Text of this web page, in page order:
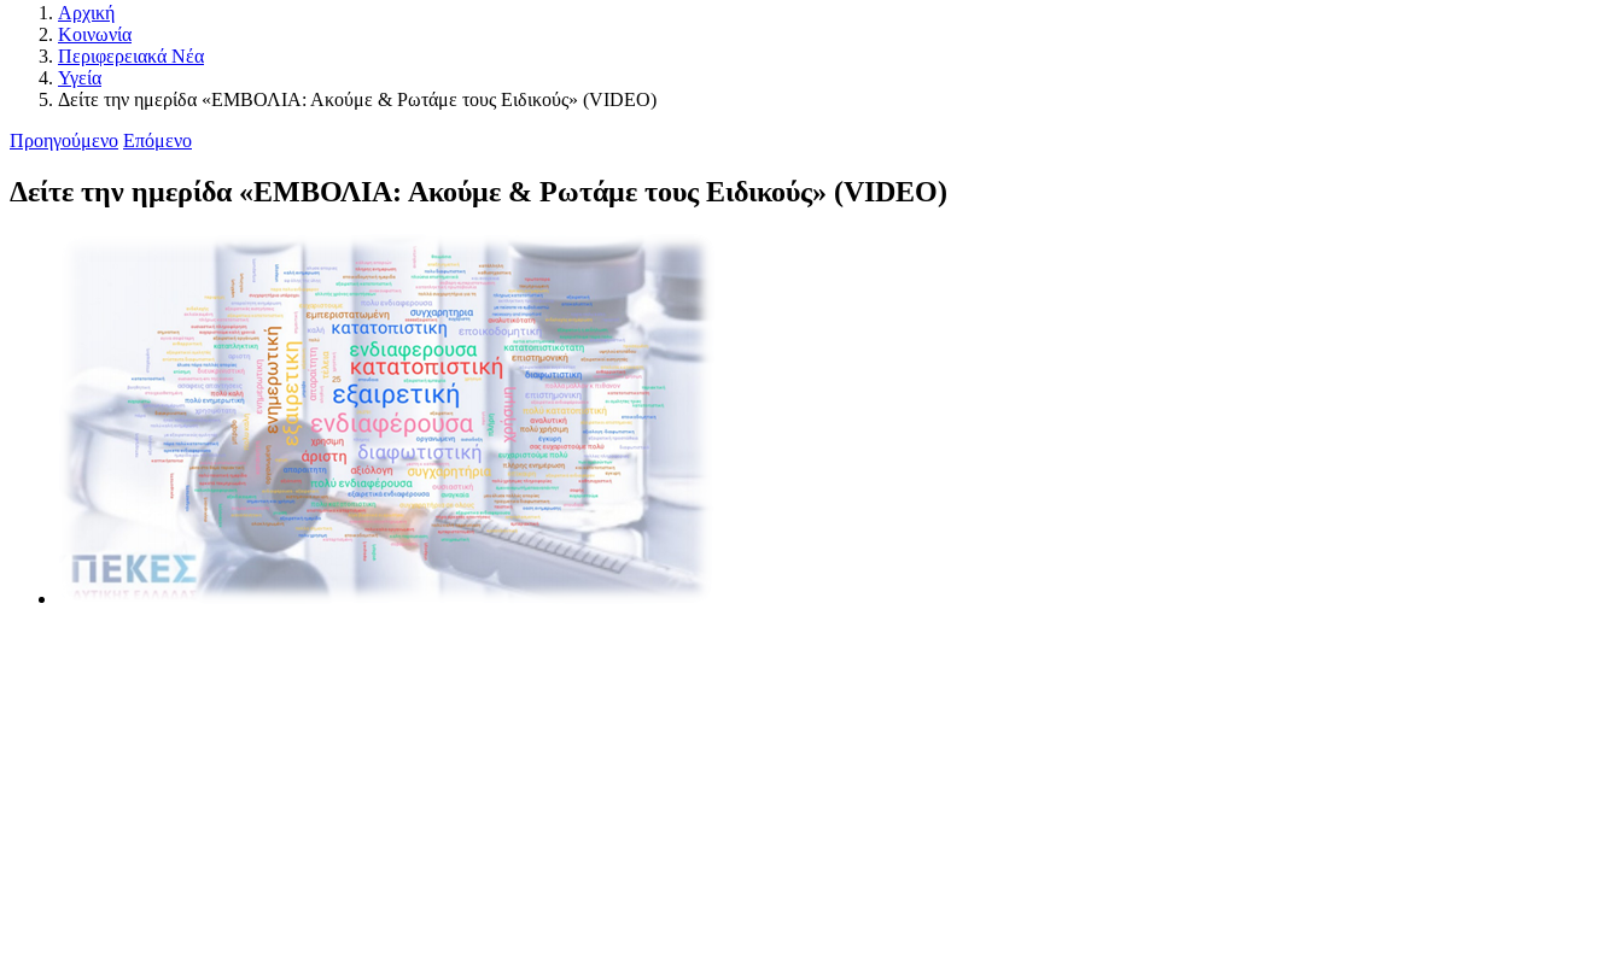
Αρχική
Κοινωνία
Περιφερειακά Νέα
Υγεία
Δείτε την ημερίδα «ΕΜΒΟΛΙΑ: Ακούμε & Ρωτάμε τους Ειδικούς» (VIDEO)
Προηγούμενο Επόμενο
Δείτε την ημερίδα «ΕΜΒΟΛΙΑ: Ακούμε & Ρωτάμε τους Ειδικούς» (VIDEO)